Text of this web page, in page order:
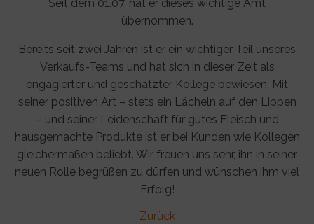
Seit dem 01.07. hat er dieses wichtige Amt
übernommen.
Bereits seit zwei Jahren ist er ein wichtiger Teil unseres
Verkaufs-Teams und hat sich in dieser Zeit als
engagierter und geschätzter Kollege bewiesen. Mit
seiner positiven Art – stets ein Lächeln auf den Lippen
– und seiner Leidenschaft für gutes Fleisch und
hausgemachte Produkte ist er bei Kunden wie Kollegen
gleichermaßen beliebt. Wir freuen uns sehr, ihn in seiner
neuen Rolle begrüßen zu dürfen und wünschen ihm viel
Erfolg!
Zurück